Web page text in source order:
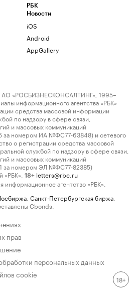
РБК
Новости
iOS
Android
AppGallery
«РОСБИЗНЕСКОНСАЛТИНГ», 1995–
информационного агентства «РБК»
средства массовой информации
по надзору в сфере связи,
и массовых коммуникаций
за номером ИА №ФС77-63848) и сетевого
о регистрации средства массовой
службой по надзору в сфере связи,
и массовых коммуникаций
за номером ЭЛ №ФС77-82385)
«РБК».
18+ letters@rbc.ru
информационное агентство «РБК».
Санкт-Петербургская биржа
Cbonds.
прав
персональных данных
cookie
18+